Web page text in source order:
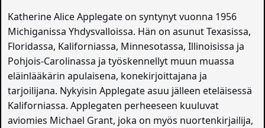
Katherine Alice Applegate on syntynyt vuonna 1956
Michiganissa Yhdysvalloissa. Hän on asunut Texasissa,
Floridassa, Kaliforniassa, Minnesotassa, Illinoisissa ja
Pohjois-Carolinassa ja työskennellyt muun muassa
eläinlääkärin apulaisena, konekirjoittajana ja
tarjoilijana. Nykyisin Applegate asuu jälleen eteläisessä
Kaliforniassa. Applegaten perheeseen kuuluvat
aviomies Michael Grant, joka on myös nuortenkirjailija,